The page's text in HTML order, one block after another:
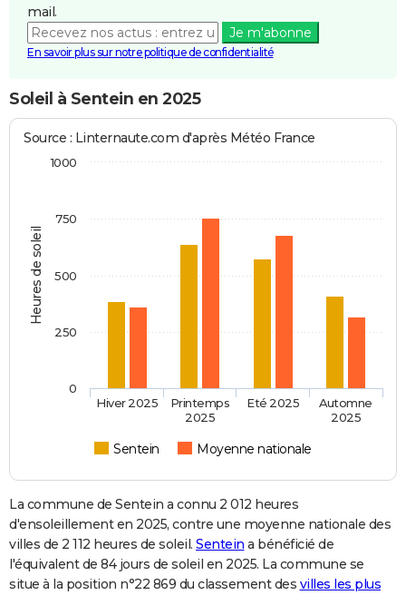
mail.
Je m'abonne
En savoir plus sur notre politique de confidentialité
Soleil à Sentein en 2025
Heures de soleil
Source : Linternaute.com d'après Météo France
Sentein Moyenne nationale
Hiver 2025
Printemps
2025
Eté 2025
Automne
2025
0
250
500
750
1000
La commune de Sentein a connu 2 012 heures
d'ensoleillement en 2025, contre une moyenne nationale des
villes de 2 112 heures de soleil. Sentein a bénéficié de
l'équivalent de 84 jours de soleil en 2025. La commune se
situe à la position n°22 869 du classement des villes les plus